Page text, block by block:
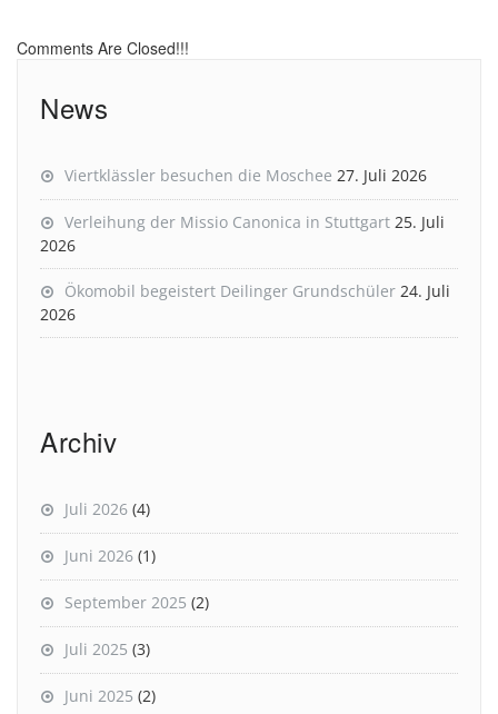
Comments Are Closed!!!
News
Viertklässler besuchen die Moschee 27. Juli 2026
Verleihung der Missio Canonica in Stuttgart 25. Juli
2026
Ökomobil begeistert Deilinger Grundschüler 24. Juli
2026
Archiv
Juli 2026 (4)
Juni 2026 (1)
September 2025 (2)
Juli 2025 (3)
Juni 2025 (2)